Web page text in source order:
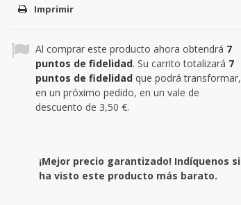
Imprimir
Al comprar este producto ahora obtendrá 7
puntos de fidelidad. Su carrito totalizará 7
puntos de fidelidadque podrá transformar,
en un próximo pedido, en un vale de
descuento de 3,50 €.
¡Mejor precio garantizado! Indíquenos si
ha visto este producto más barato.